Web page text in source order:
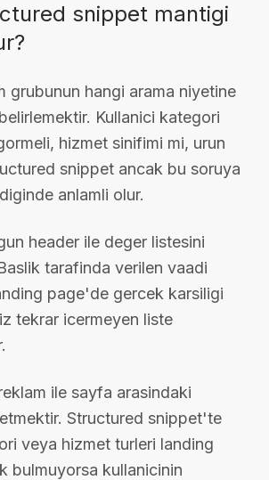
snippet mantigi
grubunun hangi arama niyetine
Kullanici kategori
hizmet sinifimi mi, urun
snippet ancak bu soruya
anlamli olur.
header ile deger listesini
tarafinda verilen vaadi
page'de gercek karsiligi
tekrar icermeyen liste
ile sayfa arasindaki
Structured snippet'te
veya hizmet turleri landing
bulmuyorsa kullanicinin